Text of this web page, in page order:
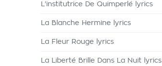
L'institutrice De Quimperlé lyrics
La Blanche Hermine lyrics
La Fleur Rouge lyrics
La Liberté Brille Dans La Nuit lyrics